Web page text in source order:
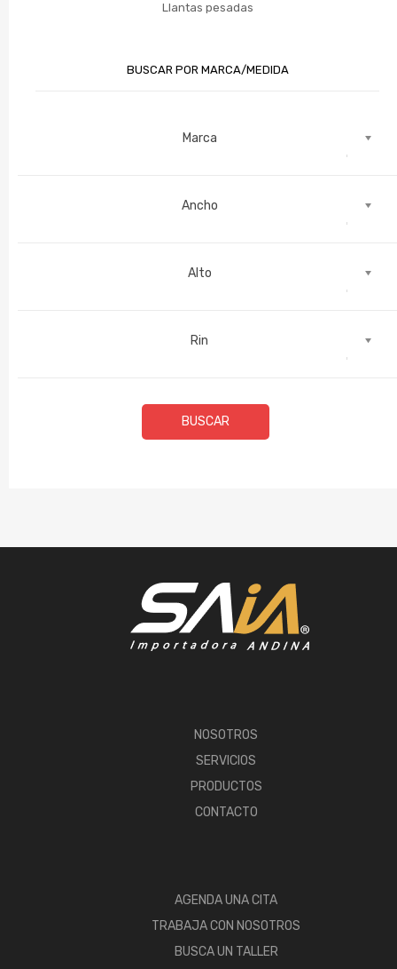
Llantas pesadas
BUSCAR POR MARCA/MEDIDA
Marca
Ancho
Alto
Rin
BUSCAR
NOSOTROS
SERVICIOS
PRODUCTOS
CONTACTO
AGENDA UNA CITA
TRABAJA CON NOSOTROS
BUSCA UN TALLER